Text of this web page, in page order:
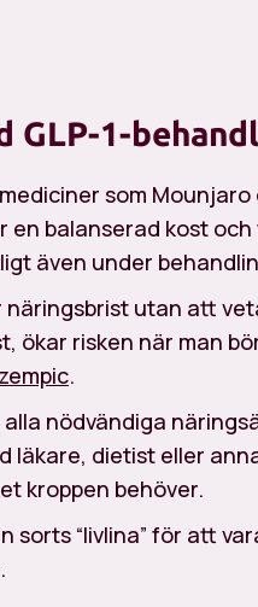
1-
som
balanserad kost
även under
utan att
ökar risken när man
.
nödvändiga
läkare, dietist eller
kroppen behöver.
sorts “livlina” för att